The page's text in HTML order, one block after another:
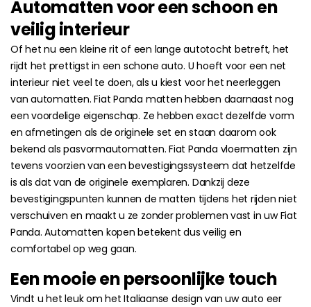
Automatten voor een schoon en
veilig interieur
Of het nu een kleine rit of een lange autotocht betreft, het
rijdt het prettigst in een schone auto. U hoeft voor een net
interieur niet veel te doen, als u kiest voor het neerleggen
van automatten. Fiat Panda matten hebben daarnaast nog
een voordelige eigenschap. Ze hebben exact dezelfde vorm
en afmetingen als de originele set en staan daarom ook
bekend als pasvormautomatten. Fiat Panda vloermatten zijn
tevens voorzien van een bevestigingssysteem dat hetzelfde
is als dat van de originele exemplaren. Dankzij deze
bevestigingspunten kunnen de matten tijdens het rijden niet
verschuiven en maakt u ze zonder problemen vast in uw Fiat
Panda. Automatten kopen betekent dus veilig en
comfortabel op weg gaan.
Een mooie en persoonlijke touch
Vindt u het leuk om het Italiaanse design van uw auto eer